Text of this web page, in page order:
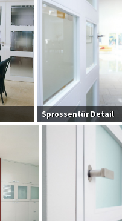
Sprossentür Detail